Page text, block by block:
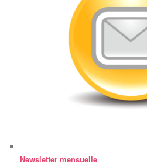
Newsletter mensuelle